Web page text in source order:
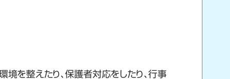
を整えたり、保護者対応をしたり、行事